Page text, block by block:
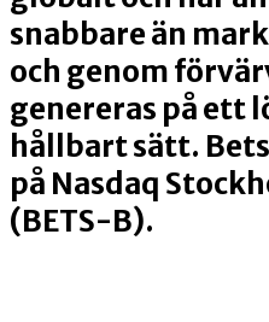
snabbare än
och genom
genereras på ett
hållbart sätt.
på Nasdaq
(BETS-B).